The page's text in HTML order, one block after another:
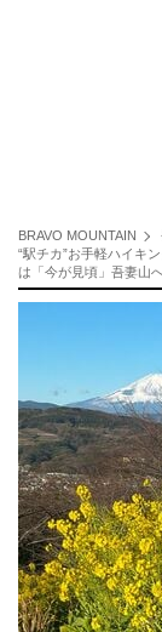
BRAVO MOUNTAIN
“駅チカ”お手軽ハイキ
は「今が見頃」吾妻山